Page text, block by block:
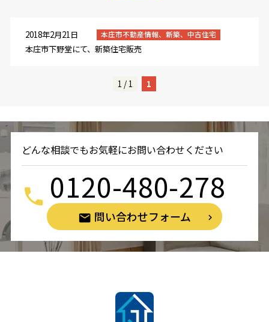
2018年2月21日 本庄市不動産情報、新築、中古住宅
本庄市下野堂にて、新築住宅販売
1 / 1 1
どんな相談でもお気軽にお問い合わせください
0120-480-278
問い合わせフォーム